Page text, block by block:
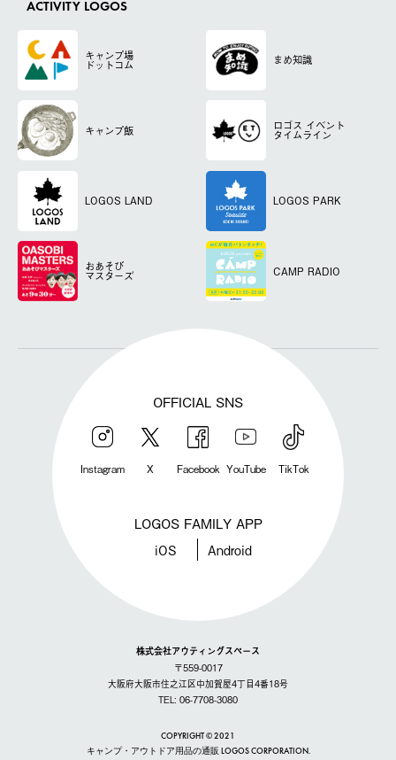
ACTIVITY LOGOS
キャンプ場
ドットコム まめ知識
キャンプ飯 ロゴス イベント
タイムライン
LOGOS LAND LOGOS PARK
おあそび
マスターズ CAMP RADIO
OFFICIAL SNS
Instagram X Facebook YouTube TikTok
LOGOS FAMILY APP
iOS Android
株式会社アウティングスペース
〒559-0017
大阪府大阪市住之江区中加賀屋4丁目4番18号
TEL: 06-7708-3080
COPYRIGHT © 2021
キャンプ・アウトドア用品の通販 LOGOS CORPORATION.